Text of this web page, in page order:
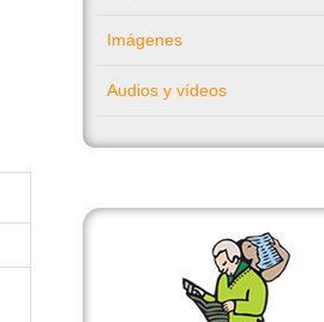
Imágenes
Audios y vídeos